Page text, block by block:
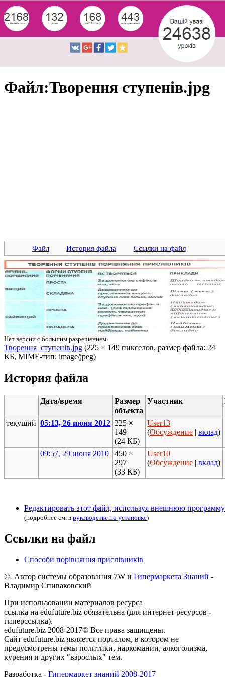
Файл:Творення ступенів.jpg
Файл История файла Ссылки на файл
Нет версии с большим разрешением.
Творення_ступенів.jpg ‎ (225 × 149 пикселов, размер файла: 24
КБ, MIME-тип: image/jpeg)
История файла
Дата/время
Размер
объекта
Участник
текущий 05:13, 26 июня 2012 225 ×
149
(24 КБ)
User13
(Обсуждение |вклад)
09:57, 29 июня 2010
450 ×
297
(33 КБ)
User10
(Обсуждение |вклад)
Редактировать этот файл, используя внешнюю программу
(подробнее см. в руководстве по установке)
Ссылки на файл
Способи порівняння прислівників
© Автор системы образования 7W и Гипермаркета Знаний -
Владимир Спиваковский
При использовании материалов ресурса
ссылка на edufuture.biz обязательна (для интернет ресурсов -
гиперссылка).
edufuture.biz 2008-2017© Все права защищены.
Сайт edufuture.biz является порталом, в котором не
предусмотрены темы политики, наркомании, алкоголизма,
курения и других "взрослых" тем.
Разработка - Гипермаркет знаний 2008-2017